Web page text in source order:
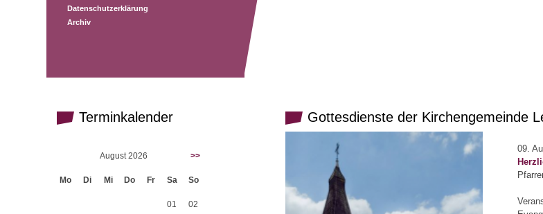
Datenschutzerklärung
Archiv
Terminkalender
August 2026 >>
Mo Di Mi Do Fr Sa So
01 02
Gottesdienste der Kirchengemeinde
09.